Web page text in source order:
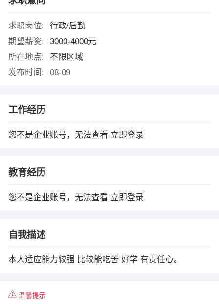
求职岗位:
行政/后勤
期望薪资:
3000-4000元
所在地点:
不限区域
发布时间:
08-09
工作经历
您不是企业账号，无法查看 立即登录
教育经历
您不是企业账号，无法查看 立即登录
自我描述
本人适应能力较强 比较能吃苦 好学 有责任心。
温馨提示